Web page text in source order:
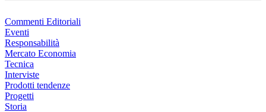
Commenti Editoriali
Eventi
Responsabilità
Mercato Economia
Tecnica
Interviste
Prodotti tendenze
Progetti
Storia